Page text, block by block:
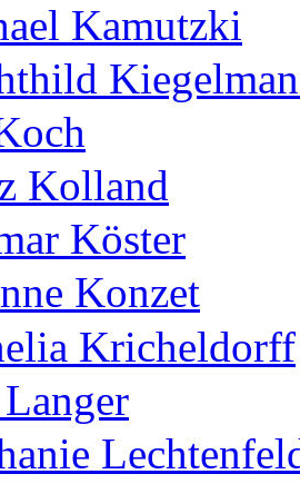
Kamutzki
Kolland
Köster
Konzet
Kricheldorff